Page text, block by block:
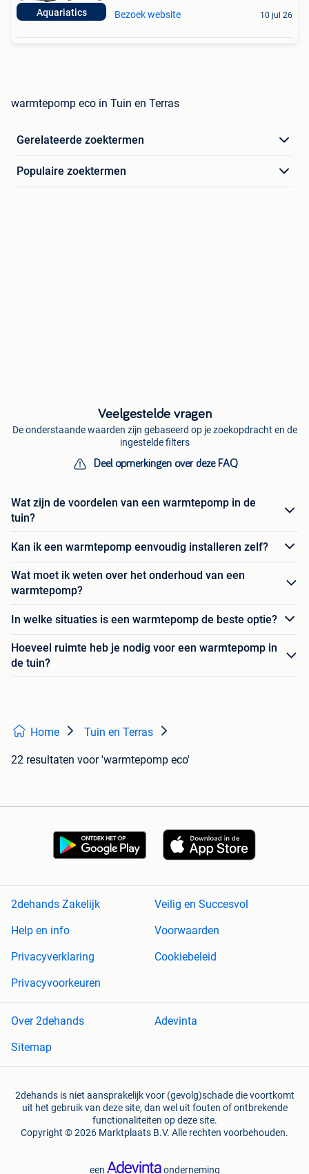
Aquariatics Bezoek website 10 jul 26
warmtepomp eco in Tuin en Terras
Gerelateerde zoektermen
Populaire zoektermen
Veelgestelde vragen
De onderstaande waarden zijn gebaseerd op je zoekopdracht en de
ingestelde filters
Deel opmerkingen over deze FAQ
Wat zijn de voordelen van een warmtepomp in de
tuin?
Kan ik een warmtepomp eenvoudig installeren zelf?
Wat moet ik weten over het onderhoud van een
warmtepomp?
In welke situaties is een warmtepomp de beste optie?
Hoeveel ruimte heb je nodig voor een warmtepomp in
de tuin?
Home Tuin en Terras
22 resultaten voor 'warmtepomp eco'
2dehands Zakelijk
Veilig en Succesvol
Help en info
Voorwaarden
Privacyverklaring
Cookiebeleid
Privacyvoorkeuren
Over 2dehands
Adevinta
Sitemap
2dehands is niet aansprakelijk voor (gevolg)schade die voortkomt
uit het gebruik van deze site, dan wel uit fouten of ontbrekende
functionaliteiten op deze site.
Copyright © 2026 Marktplaats B.V. Alle rechten voorbehouden.
een onderneming